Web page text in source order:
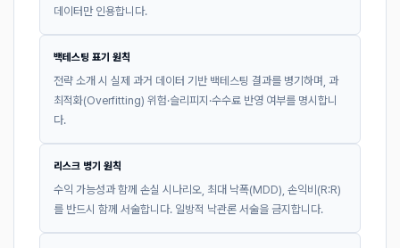
데이터만 인용합니다.
백테스팅 표기 원칙
전략 소개 시 실제 과거 데이터 기반 백테스팅 결과를 병기하며, 과
최적화(Overfitting) 위험·슬리피지·수수료 반영 여부를 명시합니
다.
리스크 병기 원칙
수익 가능성과 함께 손실 시나리오, 최대 낙폭(MDD), 손익비(R:R)
를 반드시 함께 서술합니다. 일방적 낙관론 서술을 금지합니다.